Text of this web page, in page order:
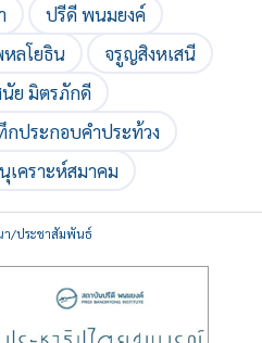
ปรีดี พนมยงค์
ลโยธิน
จรูญสิงหเสนี
ย มิตรภักดี
ประกอบคำประท้วง
เคราะห์สมาคม
/ประชาสัมพันธ์